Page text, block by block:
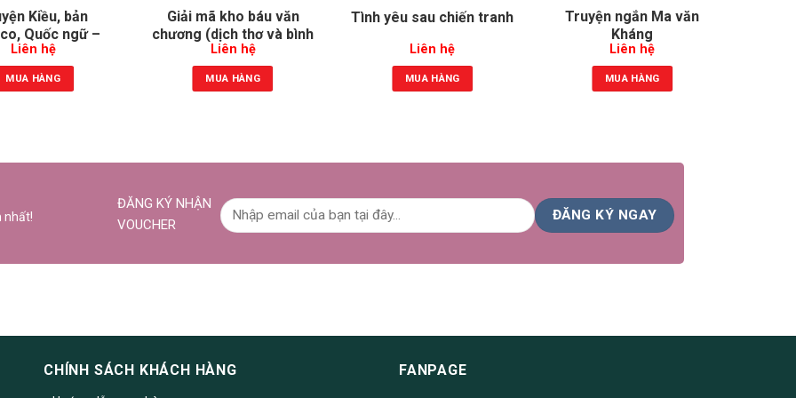
Kiều, bản
Quốc ngữ –
đối chiếu
Liên hệ
MUA HÀNG
Giải mã kho báu văn
chương (dịch thơ và bình
giải thơ Lý – Trần)
Liên hệ
MUA HÀNG
Tình yêu sau chiến tranh
Liên hệ
MUA HÀNG
Truyện ngắn Ma văn
Kháng
Liên hệ
MUA HÀNG
nhất!
ĐĂNG KÝ NHẬN
VOUCHER
CHÍNH SÁCH KHÁCH HÀNG FANPAGE